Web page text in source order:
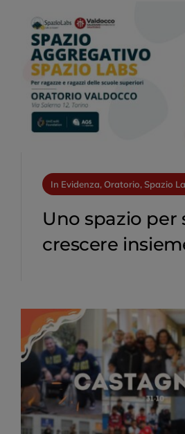
In Evidenza, Oratorio, Spazio
Uno spazio per
crescere